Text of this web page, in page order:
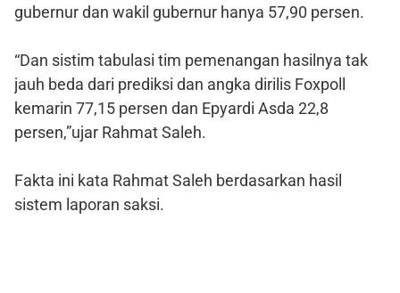
gubernur dan wakil gubernur hanya 57,90 persen.
“Dan sistim tabulasi tim pemenangan hasilnya tak
jauh beda dari prediksi dan angka dirilis Foxpoll
kemarin 77,15 persen dan Epyardi Asda 22,8
persen,”ujar Rahmat Saleh.
Fakta ini kata Rahmat Saleh berdasarkan hasil
sistem laporan saksi.